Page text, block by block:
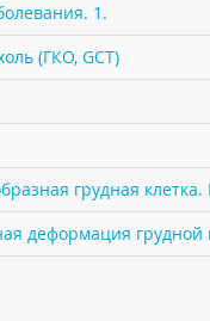
1.
(ГКО, GCT)
грудная клетка.
деформация грудной